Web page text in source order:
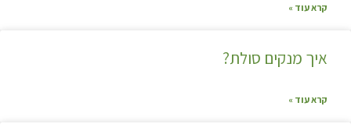
קרא עוד »
איך מנקים סולת?
קרא עוד »